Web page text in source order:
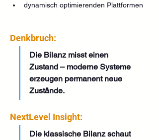
dynamisch optimierenden Plattformen
Denkbruch:
Die Bilanz misst einen
Zustand – moderne Systeme
erzeugen permanent neue
Zustände.
NextLevel Insight:
Die klassische Bilanz schaut